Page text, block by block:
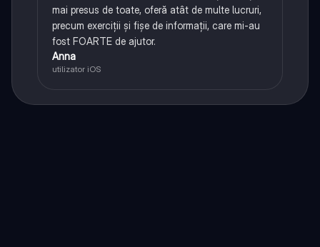
mai presus de toate, oferă atât de multe lucruri,
precum exerciții și fișe de informații, care mi-au
fost FOARTE de ajutor.
Anna
utilizator iOS